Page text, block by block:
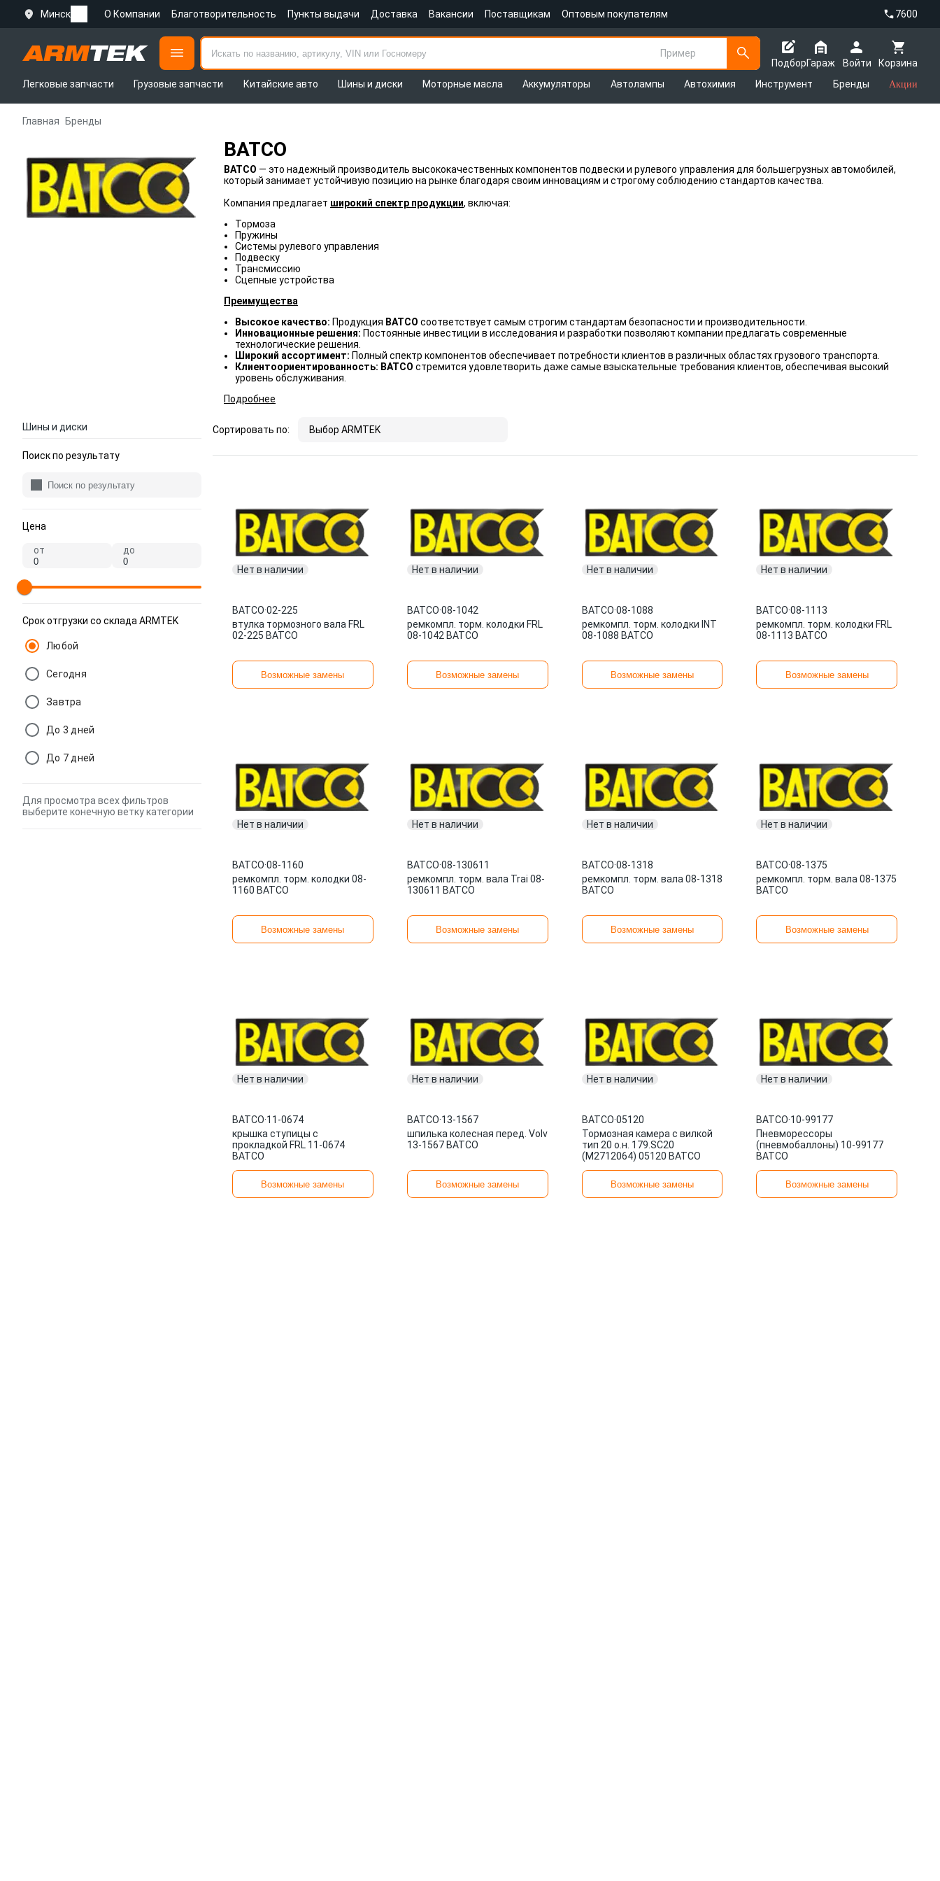
Минск О Компании Благотворительность Пункты выдачи Доставка Вакансии Поставщикам Оптовым покупателям 7600
Пример
Подбор
Корзина
Гараж
Войти
Легковые запчасти
Грузовые запчасти Китайские авто Шины и диски Моторные масла Аккумуляторы Автолампы Автохимия Инструмент Бренды Акции
Главная Бренды
BATCO
BATCO — это надежный производитель высококачественных компонентов подвески и рулевого управления для большегрузных автомобилей,
который занимает устойчивую позицию на рынке благодаря своим инновациям и строгому соблюдению стандартов качества.
Компания предлагает широкий спектр продукции, включая:
Тормоза
Пружины
Системы рулевого управления
Подвеску
Трансмиссию
Сцепные устройства
Преимущества
Высокое качество: Продукция BATCO соответствует самым строгим стандартам безопасности и производительности.
Инновационные решения: Постоянные инвестиции в исследования и разработки позволяют компании предлагать современные
технологические решения.
Широкий ассортимент: Полный спектр компонентов обеспечивает потребности клиентов в различных областях грузового транспорта.
Клиентоориентированность: BATCO стремится удовлетворить даже самые взыскательные требования клиентов, обеспечивая высокий
уровень обслуживания.
Подробнее
Шины и диски
Поиск по результату
Цена
от до
Срок отгрузки со склада ARMTEK
Любой
Сегодня
Завтра
До 3 дней
До 7 дней
Для просмотра всех фильтров
выберите конечную ветку категории
Сортировать по: Выбор ARMTEK
Нет в наличии
BATCO·02-225
втулка тормозного вала FRL
02-225 BATCO
Возможные замены
Нет в наличии
BATCO·08-1042
ремкомпл. торм. колодки FRL
08-1042 BATCO
Возможные замены
Нет в наличии
BATCO·08-1088
ремкомпл. торм. колодки INT
08-1088 BATCO
Возможные замены
Нет в наличии
BATCO·08-1113
ремкомпл. торм. колодки FRL
08-1113 BATCO
Возможные замены
Нет в наличии
BATCO·08-1160
ремкомпл. торм. колодки 08-
1160 BATCO
Возможные замены
Нет в наличии
BATCO·08-130611
ремкомпл. торм. вала Trai 08-
130611 BATCO
Возможные замены
Нет в наличии
BATCO·08-1318
ремкомпл. торм. вала 08-1318
BATCO
Возможные замены
Нет в наличии
BATCO·08-1375
ремкомпл. торм. вала 08-1375
BATCO
Возможные замены
Нет в наличии
BATCO·11-0674
крышка ступицы с
прокладкой FRL 11-0674
BATCO
Возможные замены
Нет в наличии
BATCO·13-1567
шпилька колесная перед. Volv
13-1567 BATCO
Возможные замены
Нет в наличии
BATCO·05120
Тормозная камера с вилкой
тип 20 о.н. 179.SC20
(M2712064) 05120 BATCO
Возможные замены
Нет в наличии
BATCO·10-99177
Пневморессоры
(пневмобаллоны) 10-99177
BATCO
Возможные замены